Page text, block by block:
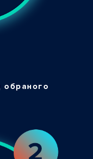
обраного